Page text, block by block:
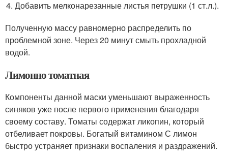
Добавить мелконарезанные листья петрушки (1 ст.л.).
Полученную массу равномерно распределить по
проблемной зоне. Через 20 минут смыть прохладной
водой.
Лимонно томатная
Компоненты данной маски уменьшают выраженность
синяков уже после первого применения благодаря
своему составу. Томаты содержат ликопин, который
отбеливает покровы. Богатый витамином С лимон
быстро устраняет признаки воспаления и раздражений.